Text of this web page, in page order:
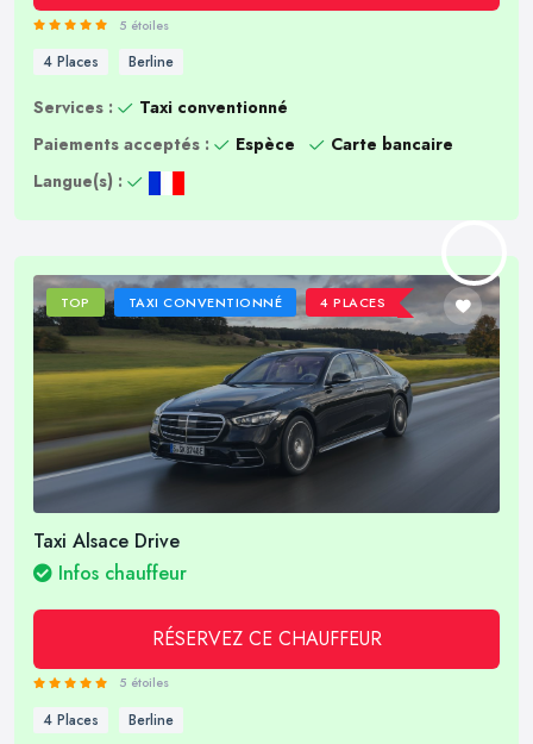
5 étoiles
4 Places Berline
Services :
Taxi conventionné
Paiements acceptés :
Espèce
Carte bancaire
Langue(s) :
TOP TAXI CONVENTIONNÉ 4 PLACES
Taxi Alsace Drive
Infos chauffeur
RÉSERVEZ CE CHAUFFEUR
5 étoiles
4 Places Berline